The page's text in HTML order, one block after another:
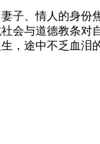
子、情人的身
会与道德教条
，途中不乏血泪